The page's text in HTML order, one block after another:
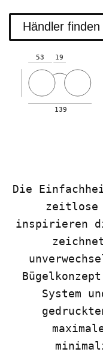
Händler finden
53
139
19
Die
zeitlose
inspirieren
System